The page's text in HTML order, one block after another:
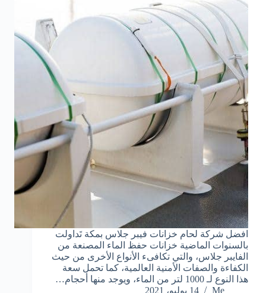
افضل شركة لحام خزانات فيبر جلاس بمكة تَداولت
بالسنوات الماضية خزانات حفظ الماء المصنعة من
الفايبر جلاس، والتي تكافىء الأنواع الأخرى من حيث
الكفاءة والصفات الأمنية العالمية، كما تحمل سعة
هذا النوع لـ 1000 لتر من الماء، ويوجد منها أحجام…
Me
14 يوليو، 2021